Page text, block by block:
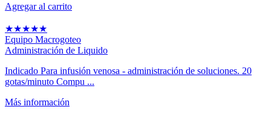
Agregar al carrito
★★★★★
Equipo Macrogoteo
Administración de Liquido
Indicado Para infusión venosa - administración de soluciones. 20
gotas/minuto Compu ...
Más información